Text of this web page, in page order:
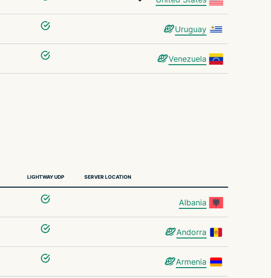
Uruguay
Venezuela
SERVER LOCATION
LIGHTWAY UDP
Albania
Andorra
Armenia